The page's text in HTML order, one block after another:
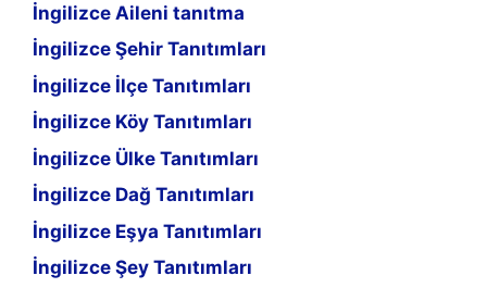
İngilizce Aileni tanıtma
İngilizce Şehir Tanıtımları
İngilizce İlçe Tanıtımları
İngilizce Köy Tanıtımları
İngilizce Ülke Tanıtımları
İngilizce Dağ Tanıtımları
İngilizce Eşya Tanıtımları
İngilizce Şey Tanıtımları